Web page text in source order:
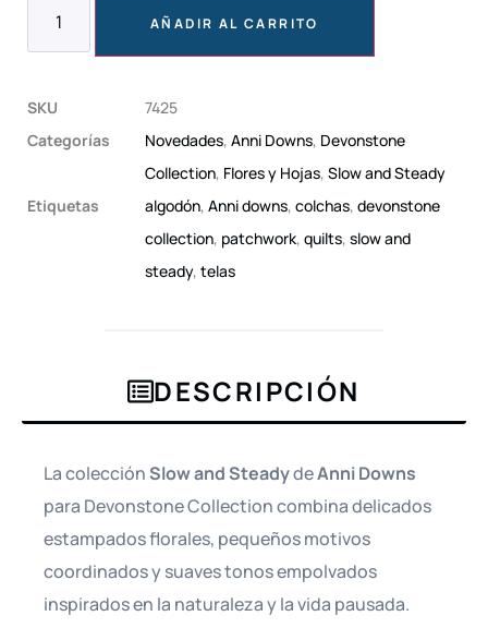
AÑADIR AL CARRITO
SKU
7425
Categorías
Novedades, Anni Downs, Devonstone
Collection, Flores y Hojas, Slow and Steady
Etiquetas
algodón, Anni downs, colchas, devonstone
collection, patchwork, quilts, slow and
steady, telas
DESCRIPCIÓN
La colección Slow and SteadydeAnni Downs
para Devonstone Collection combina delicados
estampados florales, pequeños motivos
coordinados y suaves tonos empolvados
inspirados en la naturaleza y la vida pausada.